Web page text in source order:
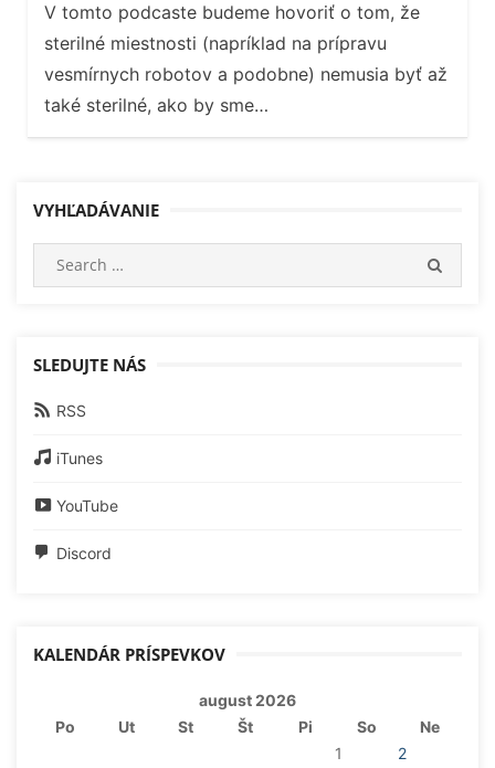
V tomto podcaste budeme hovoriť o tom, že
sterilné miestnosti (napríklad na prípravu
vesmírnych robotov a podobne) nemusia byť až
také sterilné, ako by sme…
VYHĽADÁVANIE
SLEDUJTE NÁS
RSS
iTunes
YouTube
Discord
KALENDÁR PRÍSPEVKOV
august 2026
Po
Ut St Št Pi So
Ne
1
2